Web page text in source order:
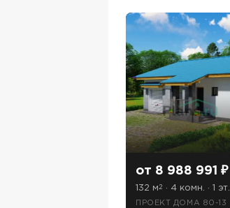
от 8 988 991 ₽
132 м 2 · 4 комн. · 1 эт.
ПРОЕКТ ДОМА 80-13